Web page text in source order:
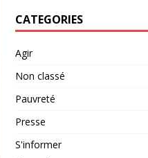
CATEGORIES
Agir
Non classé
Pauvreté
Presse
S'informer